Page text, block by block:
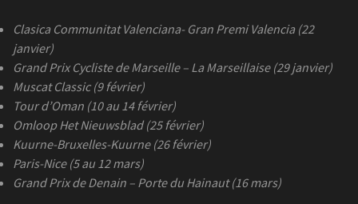
Clasica Communitat Valenciana- Gran Premi Valencia (22
janvier)
Grand Prix Cycliste de Marseille – La Marseillaise (29 janvier)
Muscat Classic (9 février)
Tour d’Oman (10 au 14 février)
Omloop Het Nieuwsblad (25 février)
Kuurne-Bruxelles-Kuurne (26 février)
Paris-Nice (5 au 12 mars)
Grand Prix de Denain – Porte du Hainaut (16 mars)